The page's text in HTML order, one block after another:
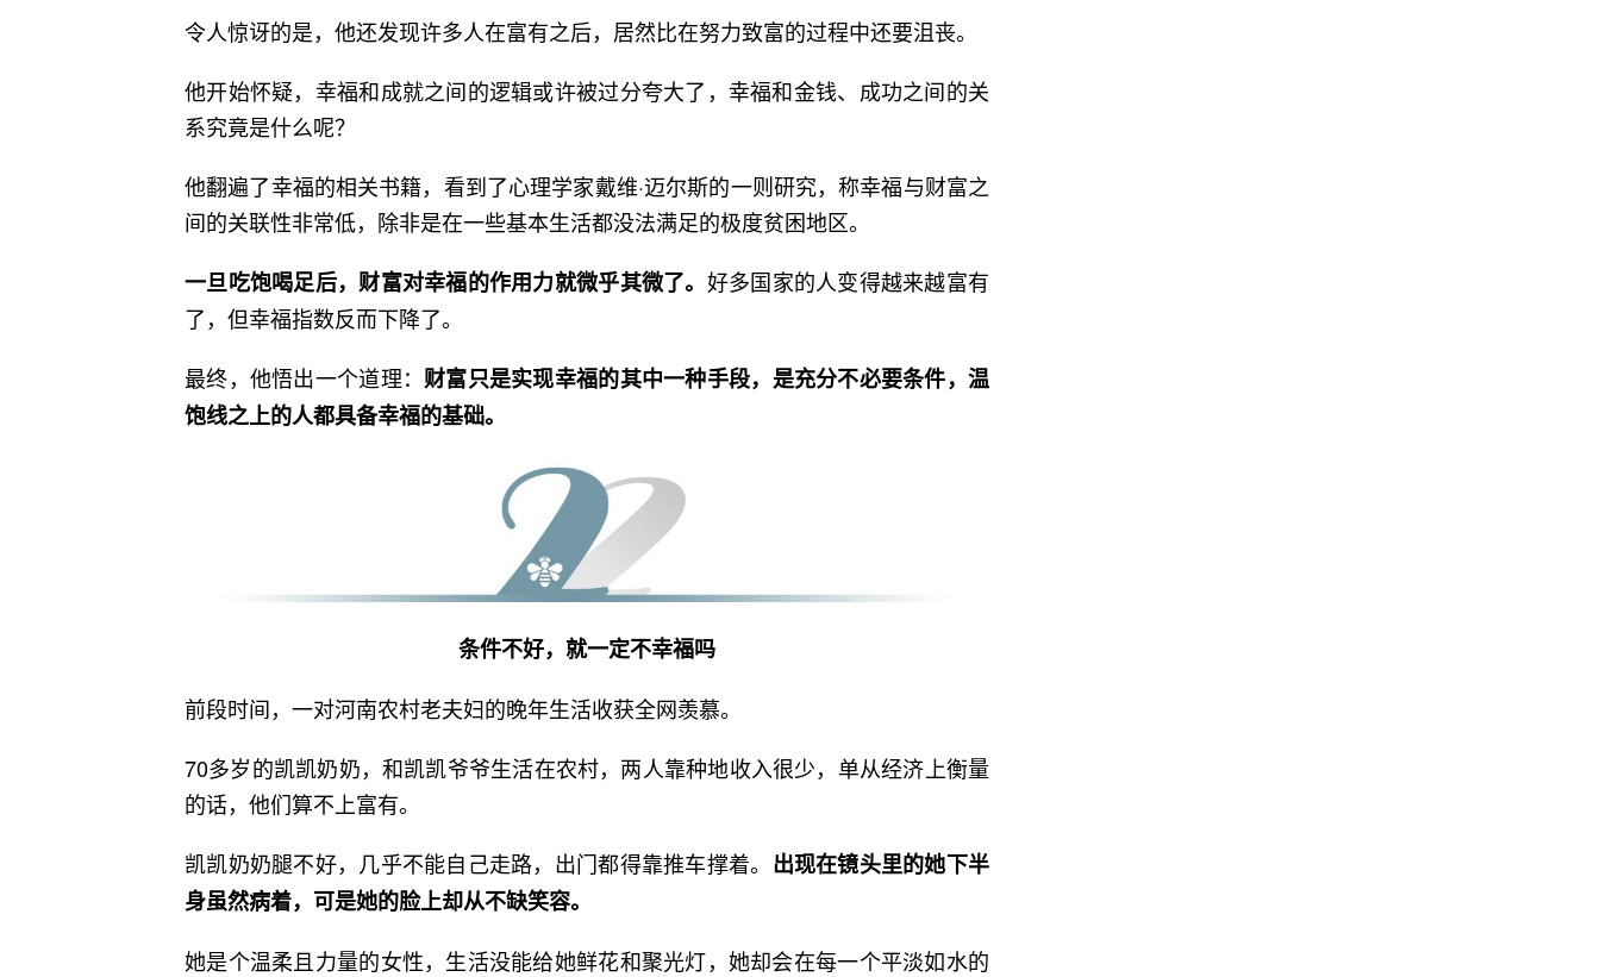
令人惊讶的是，他还发现许多人在富有之后，居然比在努力致富的过程中还要沮丧。
他开始怀疑，幸福和成就之间的逻辑或许被过分夸大了，幸福和金钱、成功之间的关
系究竟是什么呢？
他翻遍了幸福的相关书籍，看到了心理学家戴维·迈尔斯的一则研究，称幸福与财富之
间的关联性非常低，除非是在一些基本生活都没法满足的极度贫困地区。
一旦吃饱喝足后，财富对幸福的作用力就微乎其微了。 好多国家的人变得越来越富有
了，但幸福指数反而下降了。
最终，他悟出一个道理： 财富只是实现幸福的其中一种手段，是充分不必要条件，温
饱线之上的人都具备幸福的基础。
条件不好，就一定不幸福吗
前段时间，一对河南农村老夫妇的晚年生活收获全网羡慕。
70多岁的凯凯奶奶，和凯凯爷爷生活在农村，两人靠种地收入很少，单从经济上衡量
的话，他们算不上富有。
凯凯奶奶腿不好，几乎不能自己走路，出门都得靠推车撑着。 出现在镜头里的她下半
身虽然病着，可是她的脸上却从不缺笑容。
她是个温柔且力量的女性，生活没能给她鲜花和聚光灯，她却会在每一个平淡如水的